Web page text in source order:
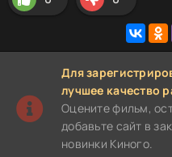
Для
лучшее качество
Оцените фильм,
добавьте сайт в
новинки Киного.